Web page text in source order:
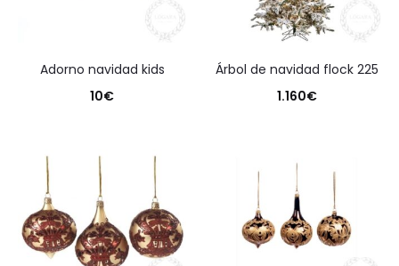
adorno navidad kids
10€
árbol de navidad flock 225
1.160€